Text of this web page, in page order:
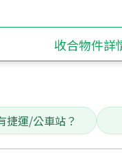
收合物件詳
捷運/公車站？